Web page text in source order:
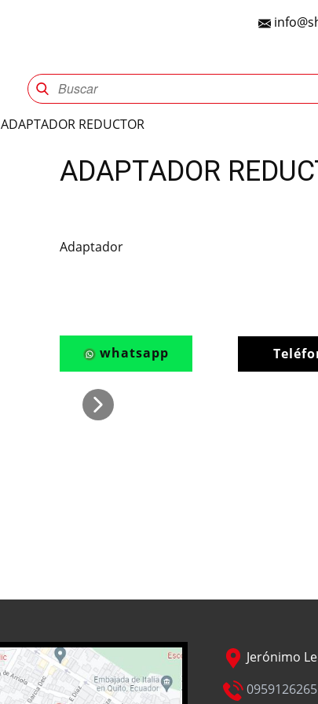
ADAPTADOR REDUCTOR
ADAPTADOR
Adaptador
whatsapp
Jerónimo
0959126265